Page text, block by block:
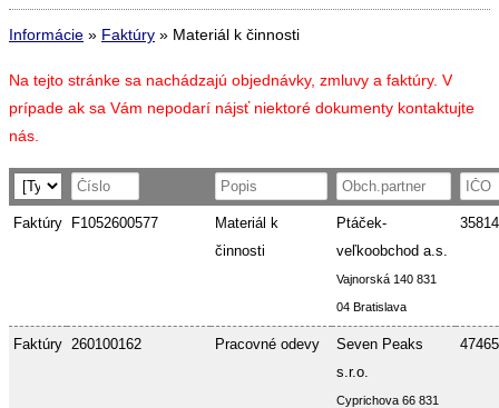
Informácie » Faktúry » Materiál k činnosti
Na tejto stránke sa nachádzajú objednávky, zmluvy a faktúry. V
prípade ak sa Vám nepodarí nájsť niektoré dokumenty kontaktujte
nás.
Faktúry F1052600577
Materiál k
činnosti
Ptáček-
veľkoobchod a.s.
Vajnorská 140 831
04 Bratislava
Faktúry 260100162 Pracovné odevy
Seven Peaks
s.r.o.
Cyprichova 66 831